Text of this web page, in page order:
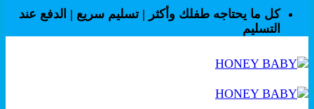
كل ما يحتاجه طفلك وأكثر | تسليم سريع | الدفع عند
التسليم